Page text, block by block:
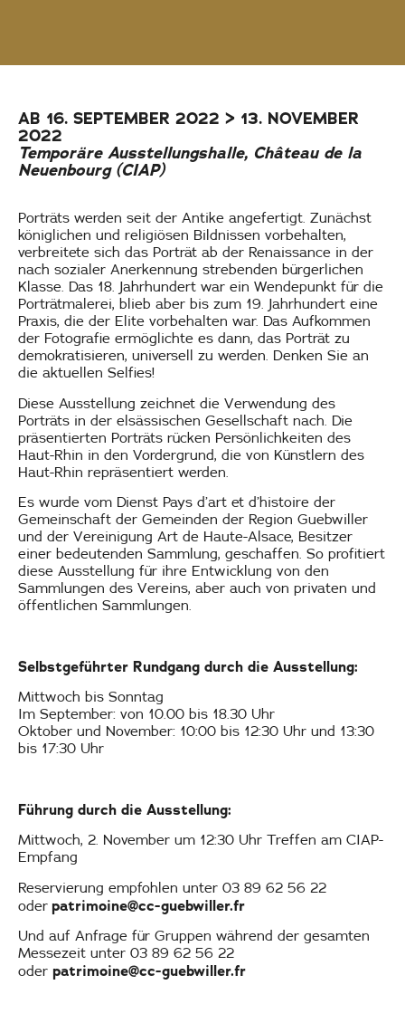
AB 16. SEPTEMBER 2022 > 13. NOVEMBER
2022
Temporäre Ausstellungshalle, Château de la
Neuenbourg (CIAP)
Porträts werden seit der Antike angefertigt. Zunächst
königlichen und religiösen Bildnissen vorbehalten,
verbreitete sich das Porträt ab der Renaissance in der
nach sozialer Anerkennung strebenden bürgerlichen
Klasse. Das 18. Jahrhundert war ein Wendepunkt für die
Porträtmalerei, blieb aber bis zum 19. Jahrhundert eine
Praxis, die der Elite vorbehalten war. Das Aufkommen
der Fotografie ermöglichte es dann, das Porträt zu
demokratisieren, universell zu werden. Denken Sie an
die aktuellen Selfies!
Diese Ausstellung zeichnet die Verwendung des
Porträts in der elsässischen Gesellschaft nach. Die
präsentierten Porträts rücken Persönlichkeiten des
Haut-Rhin in den Vordergrund, die von Künstlern des
Haut-Rhin repräsentiert werden.
Es wurde vom Dienst Pays d’art et d’histoire der
Gemeinschaft der Gemeinden der Region Guebwiller
und der Vereinigung Art de Haute-Alsace, Besitzer
einer bedeutenden Sammlung, geschaffen. So profitiert
diese Ausstellung für ihre Entwicklung von den
Sammlungen des Vereins, aber auch von privaten und
öffentlichen Sammlungen.
Selbstgeführter Rundgang durch die Ausstellung:
Mittwoch bis Sonntag
Im September: von 10.00 bis 18.30 Uhr
Oktober und November: 10:00 bis 12:30 Uhr und 13:30
bis 17:30 Uhr
Führung durch die Ausstellung:
Mittwoch, 2. November um 12:30 Uhr Treffen am CIAP-
Empfang
Reservierung empfohlen unter 03 89 62 56 22
oder patrimoine@cc-guebwiller.fr
Und auf Anfrage für Gruppen während der gesamten
Messezeit unter 03 89 62 56 22
oder patrimoine@cc-guebwiller.fr